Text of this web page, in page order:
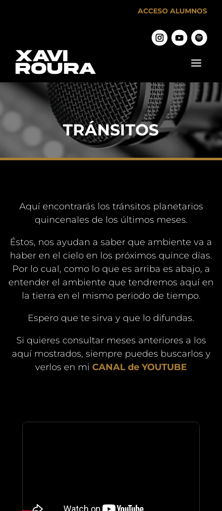
ACCESO ALUMNOS
TRÁNSITOS
Aquí encontrarás los tránsitos planetarios
quincenales de los últimos meses.
Éstos, nos ayudan a saber que ambiente va a
haber en el cielo en los próximos quince días.
Por lo cual, como lo que es arriba es abajo, a
entender el ambiente que tendremos aquí en
la tierra en el mismo periodo de tiempo.
Espero que te sirva y que lo difundas.
Si quieres consultar meses anteriores a los
aquí mostrados, siempre puedes buscarlos y
verlos en mi CANAL de YOUTUBE